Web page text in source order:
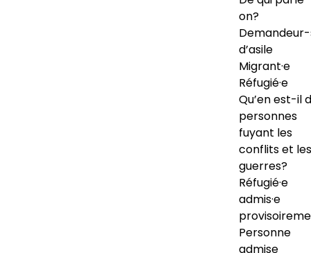
on?
d’asile
Migrant·e
Réfugié·e
Qu’en est-il
personnes
fuyant les
conflits et les
guerres?
Réfugié·e
admis·e
Personne
admise